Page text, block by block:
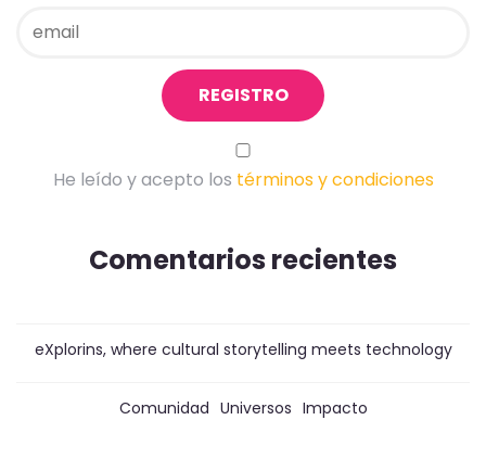
He leído y acepto los términos y condiciones
Comentarios recientes
eXplorins, where cultural storytelling meets technology
Comunidad Universos Impacto